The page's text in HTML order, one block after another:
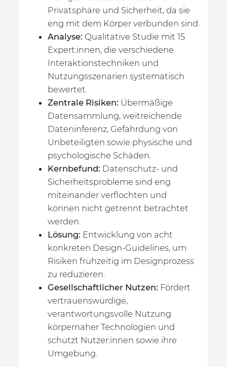
Privatsphäre und Sicherheit, da sie
eng mit dem Körper verbunden sind.
Analyse: Qualitative Studie mit 15
Expert:innen, die verschiedene
Interaktionstechniken und
Nutzungsszenarien systematisch
bewertet.
Zentrale Risiken: Übermäßige
Datensammlung, weitreichende
Dateninferenz, Gefährdung von
Unbeteiligten sowie physische und
psychologische Schäden.
Kernbefund: Datenschutz- und
Sicherheitsprobleme sind eng
miteinander verflochten und
können nicht getrennt betrachtet
werden.
Lösung: Entwicklung von acht
konkreten Design-Guidelines, um
Risiken frühzeitig im Designprozess
zu reduzieren.
Gesellschaftlicher Nutzen: Fördert
vertrauenswürdige,
verantwortungsvolle Nutzung
körpernaher Technologien und
schützt Nutzer:innen sowie ihre
Umgebung.